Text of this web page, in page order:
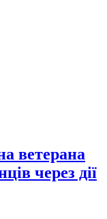
ветерана
через дії